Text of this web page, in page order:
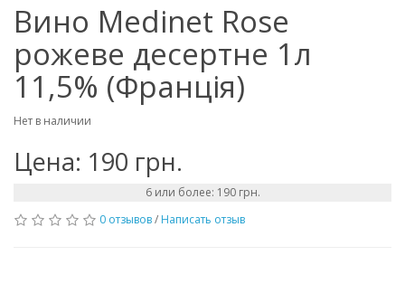
Вино Medinet Rose
рожеве десертне 1л
11,5% (Франція)
Нет в наличии
Цена: 190 грн.
6 или более: 190 грн.
0 отзывов/ Написать отзыв